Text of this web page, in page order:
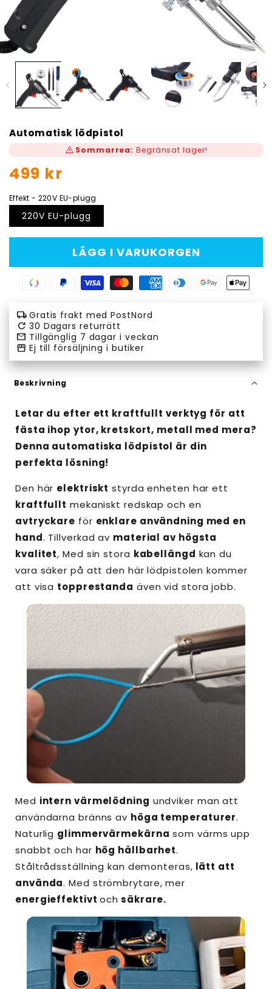
Automatisk lödpistol
warning Sommarrea: Begränsat lager!
Ordinarie
499 kr
Effekt - 220V EU-plugg
220V EU-plugg
LÄGG I VARUKORGEN
Swish
method
Paypal
method
Visa
method
Master
method
American
method
Diners
GoogleApple
local_shipping Gratis frakt med PostNord
refresh 30 Dagars returrätt
email Tillgänglig 7 dagar i veckan
storefront Ej till försäljning i butiker
Beskrivning
Letar du efter ett kraftfullt verktyg för att
fästa ihop ytor, kretskort, metall med mera?
Denna automatiska lödpistol är din
perfekta lösning!
Den här elektriskt styrda enheten har ett
kraftfullt mekaniskt redskap och en
avtryckare för enklare användning med en
hand. Tillverkad av material av högsta
kvalitet, Med sin stora kabellängd kan du
vara säker på att den här lödpistolen kommer
att visa topprestanda även vid stora jobb.
Med intern värmelödning undviker man att
användarna bränns av höga temperaturer.
Naturlig glimmervärmekärna som värms upp
snabbt och har hög hållbarhet.
Ståltrådsställning kan demonteras, lätt att
använda. Med strömbrytare, mer
energieffektivtoch säkrare.